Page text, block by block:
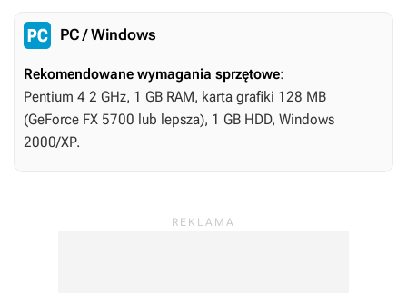
PC / Windows
Rekomendowane wymagania sprzętowe:
Pentium 4 2 GHz, 1 GB RAM, karta grafiki 128 MB
(GeForce FX 5700 lub lepsza), 1 GB HDD, Windows
2000/XP.